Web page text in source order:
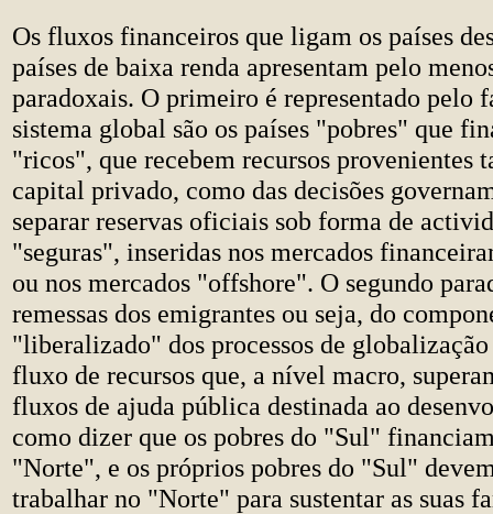
Os fluxos financeiros que ligam os países
países de baixa renda apresentam pelo
paradoxais. O primeiro é representado pelo
sistema global são os países "pobres" que
"ricos", que recebem recursos provenientes
capital privado, como das decisões
separar reservas oficiais sob forma de
"seguras", inseridas nos mercados
ou nos mercados "offshore". O segundo
remessas dos emigrantes ou seja, do
"liberalizado" dos processos de
fluxo de recursos que, a nível macro,
fluxos de ajuda pública destinada ao
como dizer que os pobres do "Sul"
"Norte", e os próprios pobres do "Sul"
trabalhar no "Norte" para sustentar as suas